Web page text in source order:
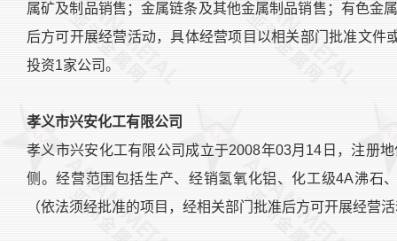
属矿及制品销售；金属链条及其他金属制品销售；有色金
后方可开展经营活动，具体经营项目以相关部门批准文
投资1家公司。
孝义市兴安化工有限公司
孝义市兴安化工有限公司成立于2008年03月14日，注册
侧。经营范围包括生产、经销氢氧化铝、化工级4A沸石
（依法须经批准的项目，经相关部门批准后方可开展经营